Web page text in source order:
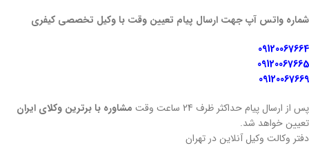
شماره واتس آپ جهت ارسال پیام تعیین وقت با وکیل تخصصی کیفری
09120067664
09120067665
09120067669
پس از ارسال پیام حداکثر ظرف 24 ساعت وقت
مشاوره با برترین وکلای ایران
تعیین خواهد شد.
دفتر وکالت وکیل آنلاین در تهران